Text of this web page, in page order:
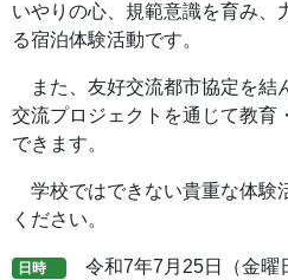
いやりの心、規範意識を育み、
る宿泊体験活動です。
また、友好交流都市協定を結
交流プロジェクトを通じて教育
できます。
学校ではできない貴重な体験
ください。
日時
令和7年7月25日（金曜